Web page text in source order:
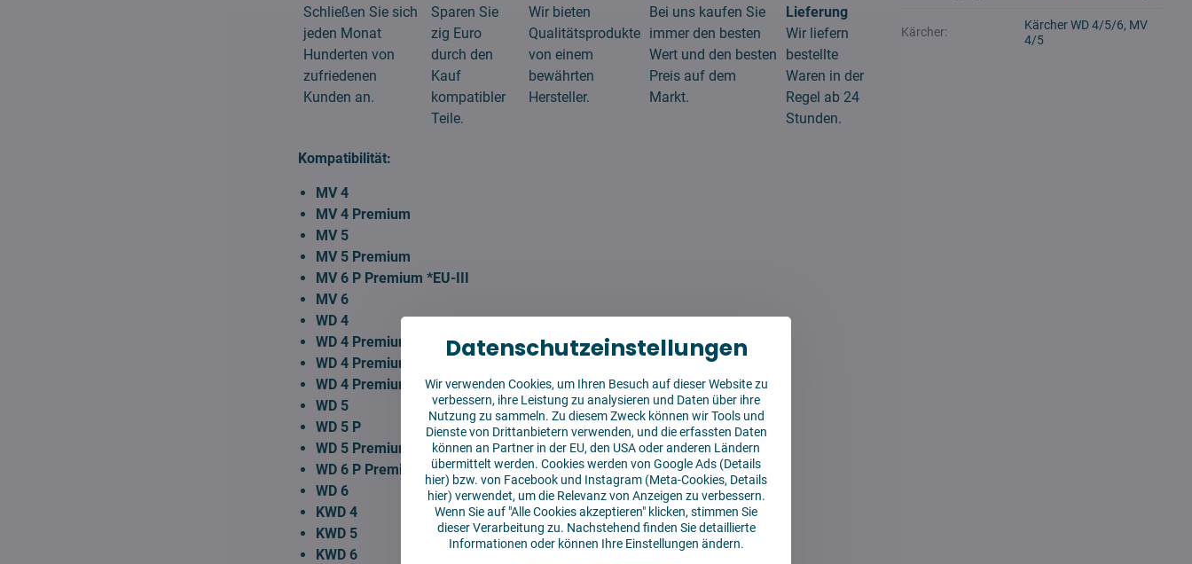
Schließen Sie sich
jeden Monat
Hunderten von
zufriedenen
Kunden an.
Sparen Sie
zig Euro
durch den
Kauf
kompatibler
Teile.
Wir bieten
Qualitätsprodukte
von einem
bewährten
Hersteller.
Bei uns kaufen Sie
immer den besten
Wert und den besten
Preis auf dem
Markt.
Lieferung
Wir liefern
bestellte
Waren in der
Regel ab 24
Stunden.
Kompatibilität:
MV 4
MV 4 Premium
MV 5
MV 5 Premium
MV 6 P Premium *EU-III
MV 6
WD 4
WD 4 Premium
WD 4 Premium Auto
WD 4 Premium Renovierung
WD 5
WD 5 P
WD 5 Premium
WD 6 P Premium
WD 6
KWD 4
KWD 5
KWD 6
Kärcher:
Kärcher WD 4/5/6, MV
4/5
Datenschutzeinstellungen
Wir verwenden Cookies, um Ihren Besuch auf dieser Website zu
verbessern, ihre Leistung zu analysieren und Daten über ihre
Nutzung zu sammeln. Zu diesem Zweck können wir Tools und
Dienste von Drittanbietern verwenden, und die erfassten Daten
können an Partner in der EU, den USA oder anderen Ländern
übermittelt werden. Cookies werden von Google Ads (Details
hier) bzw. von Facebook und Instagram (Meta-Cookies, Details
hier) verwendet, um die Relevanz von Anzeigen zu verbessern.
Wenn Sie auf "Alle Cookies akzeptieren" klicken, stimmen Sie
dieser Verarbeitung zu. Nachstehend finden Sie detaillierte
Informationen oder können Ihre Einstellungen ändern.